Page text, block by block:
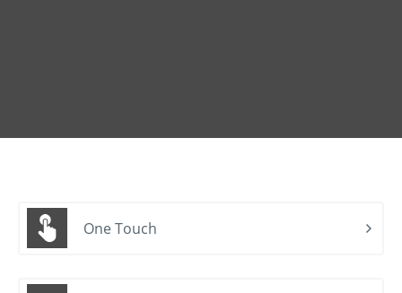
One Touch